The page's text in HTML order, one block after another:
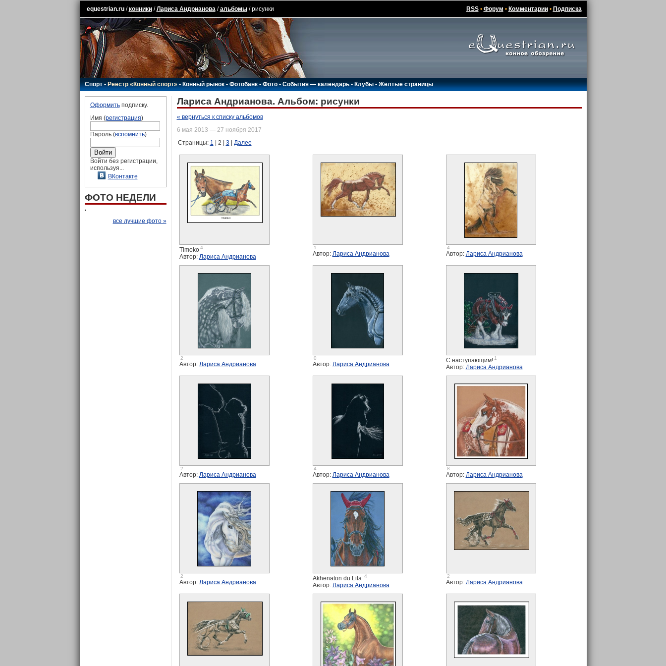
equestrian.ru/конники/Лариса Андрианова/альбомы/ рисунки RSS• Форум • Комментарии• Подписка
Спорт•Реестр «Конный спорт»•Конный рынок•Фотобанк •Фото•События — календарь•Клубы •Жёлтые страницы
Оформитьподписку.
Имя (регистрация)
Пароль (вспомнить)
Войти без регистрации,
используя...
ВКонтакте
ФОТО НЕДЕЛИ
все лучшие фото »
Лариса Андрианова. Альбом: рисунки
« вернуться к списку альбомов
6 мая 2013 — 27 ноября 2017
Страницы: 1 | 2 | 3| Далее
Timoko 4
Автор: Лариса Андрианова
1
Автор: Лариса Андрианова
4
Автор: Лариса Андрианова
2
Автор: Лариса Андрианова
0
Автор: Лариса Андрианова
С наступающим! 1
Автор: Лариса Андрианова
2
Автор: Лариса Андрианова
4
Автор: Лариса Андрианова
8
Автор: Лариса Андрианова
2
Автор: Лариса Андрианова
Akhenaton du Lila 4
Автор: Лариса Андрианова
2
Автор: Лариса Андрианова